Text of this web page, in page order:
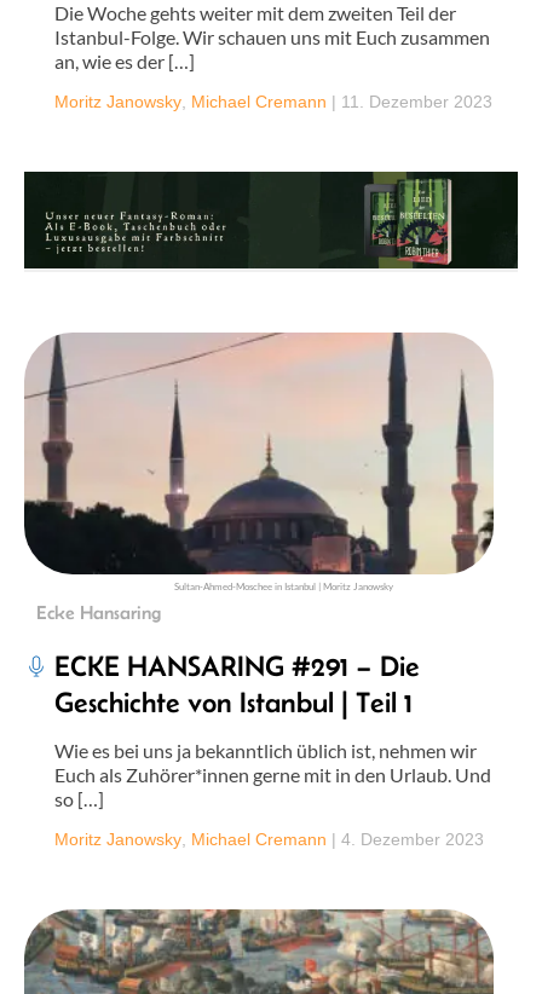
Die Woche gehts weiter mit dem zweiten Teil der
Istanbul-Folge. Wir schauen uns mit Euch zusammen
an, wie es der […]
Moritz Janowsky Michael Cremann | 11. Dezember 2023
Sultan-Ahmed-Moschee in Istanbul | Moritz Janowsky
Ecke Hansaring
ECKE HANSARING #291 – Die
Geschichte von Istanbul | Teil 1
Wie es bei uns ja bekanntlich üblich ist, nehmen wir
Euch als Zuhörer*innen gerne mit in den Urlaub. Und
so […]
Moritz Janowsky Michael Cremann | 4. Dezember 2023